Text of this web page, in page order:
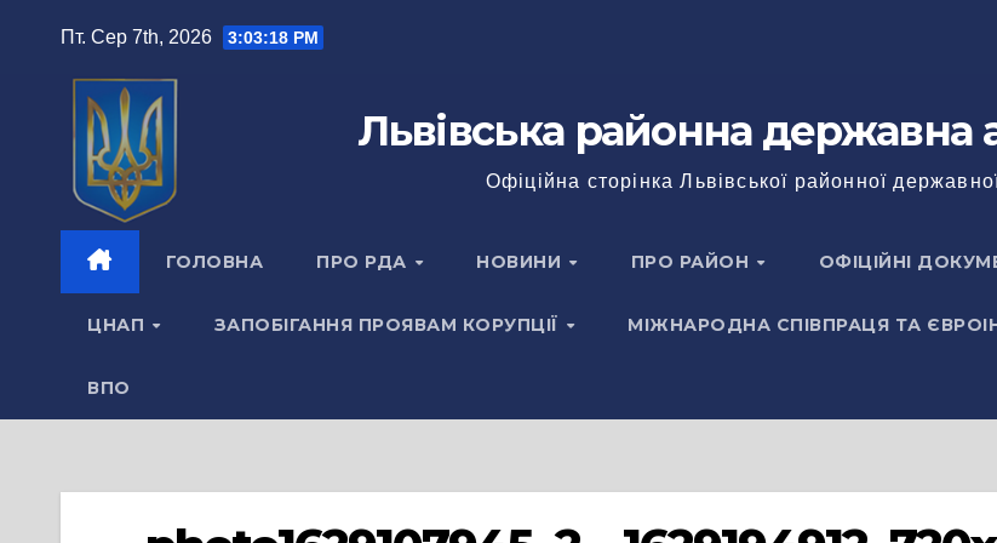
Пт. Сер 7th, 2026 3:03:18 PM
Львівська районна державна
Офіційна сторінка Львівської районної
ГОЛОВНА ПРО РДА НОВИНИ ПРО РАЙОН ОФІЦІЙНІ
ЦНАП ЗАПОБІГАННЯ ПРОЯВАМ КОРУПЦІЇ МІЖНАРОДНА СПІВПРАЦЯ ТА
ВПО